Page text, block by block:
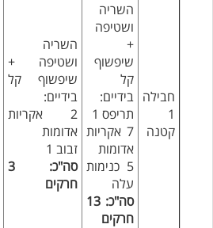
חבילה
1
קטנה
השריה
ושטיפה
+
שיפשוף
קל
בידיים:
תריפס 1
7 אקריות
אדומות
5 כנימות
עלה
סה"כ: 13
חרקים
השריה
ושטיפה +
שיפשוף קל
בידיים:
2 אקריות
אדומות
זבוב 1
סה"כ: 3
חרקים